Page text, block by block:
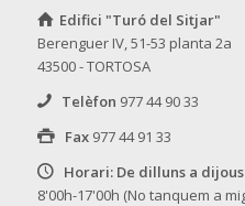
Edifici "Turó del Sitjar"
Berenguer IV, 51-53 planta 2a
43500 - TORTOSA
Telèfon 977 44 90 33
Fax 977 44 91 33
Horari: De dilluns a
8'00h-17'00h (No tanquem a